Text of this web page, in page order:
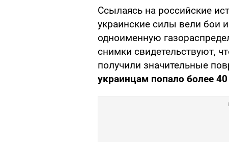
Ссылаясь на российские
украинские силы вели бои
одноименную
снимки свидетельствуют,
получили значительные
украинцам попало более